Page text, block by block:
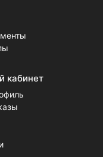
кабинет